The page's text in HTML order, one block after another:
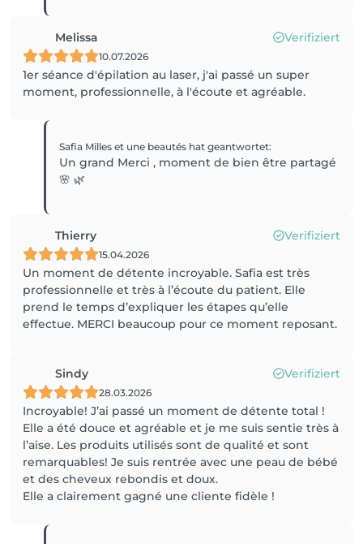
Melissa Verifiziert
10.07.2026
1er séance d'épilation au laser, j'ai passé un super
moment, professionnelle, à l'écoute et agréable.
Safia Milles et une beautés hat geantwortet:
Un grand Merci , moment de bien être partagé
🌸 🌿
Thierry Verifiziert
15.04.2026
Un moment de détente incroyable. Safia est très
professionnelle et très à l’écoute du patient. Elle
prend le temps d’expliquer les étapes qu’elle
effectue. MERCI beaucoup pour ce moment reposant.
Sindy Verifiziert
28.03.2026
Incroyable! J’ai passé un moment de détente total !
Elle a été douce et agréable et je me suis sentie très à
l’aise. Les produits utilisés sont de qualité et sont
remarquables! Je suis rentrée avec une peau de bébé
et des cheveux rebondis et doux.
Elle a clairement gagné une cliente fidèle !